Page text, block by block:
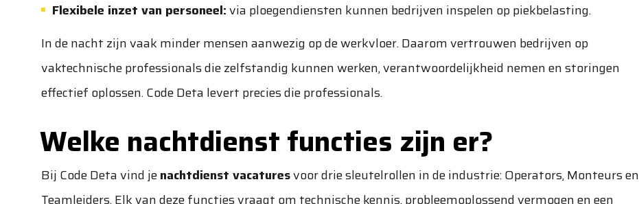
Flexibele inzet van personeel:via ploegendiensten kunnen bedrijven inspelen op piekbelasting.
In de nacht zijn vaak minder mensen aanwezig op de werkvloer. Daarom vertrouwen bedrijven op
vaktechnische professionals die zelfstandig kunnen werken, verantwoordelijkheid nemen en storingen
effectief oplossen. Code Deta levert precies die professionals.
Welke nachtdienst functies zijn er?
Bij Code Deta vind jenachtdienst vacaturesvoor drie sleutelrollen in de industrie: Operators, Monteurs en
Teamleiders. Elk van deze functies vraagt om technische kennis, probleemoplossend vermogen en een